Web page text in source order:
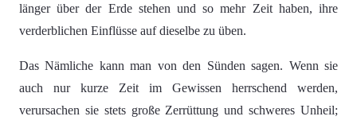
länger über der Erde stehen und so mehr Zeit haben, ihre
verderblichen Einflüsse auf dieselbe zu üben.
Das Nämliche kann man von den Sünden sagen. Wenn sie
auch nur kurze Zeit im Gewissen herrschend werden,
verursachen sie stets große Zerrüttung und schweres Unheil;